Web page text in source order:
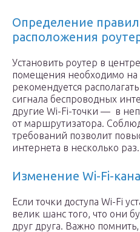
Определение
расположения
Установить роутер в
помещения необходимо на
рекомендуется
сигнала беспроводных
другие Wi-Fi-точки — в
от маршрутизатора.
требований позволит
интернета в несколько раз.
Изменение Wi-Fi-
Если точки доступа Wi-Fi
велик шанс того, что они
друг друга. Важно